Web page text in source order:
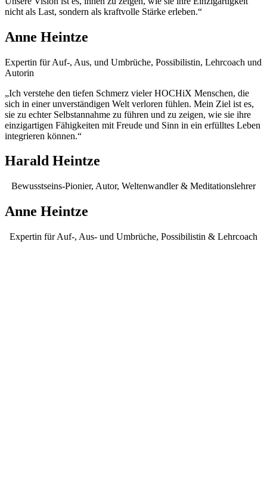
nicht als Last, sondern als kraftvolle Stärke erleben.“
Anne Heintze
Expertin für Auf-, Aus, und Umbrüche, Possibilistin, Lehrcoach und
Autorin
„Ich verstehe den tiefen Schmerz vieler HOCHiX Menschen, die
sich in einer unverständigen Welt verloren fühlen. Mein Ziel ist es,
sie zu echter Selbstannahme zu führen und zu zeigen, wie sie ihre
einzigartigen Fähigkeiten mit Freude und Sinn in ein erfülltes Leben
integrieren können.“
Harald Heintze
Bewusstseins-Pionier, Autor, Weltenwandler & Meditationslehrer
Anne Heintze
Expertin für Auf-, Aus- und Umbrüche, Possibilistin & Lehrcoach